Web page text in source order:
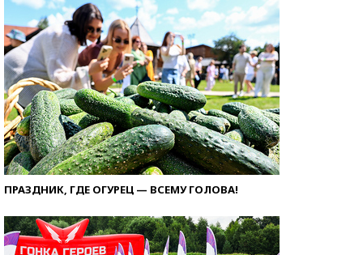
ПРАЗДНИК, ГДЕ ОГУРЕЦ — ВСЕМУ ГОЛОВА!